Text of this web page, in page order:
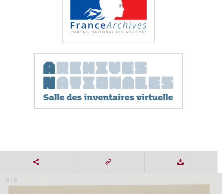
6 / 6